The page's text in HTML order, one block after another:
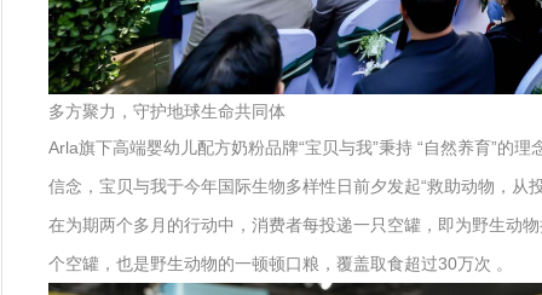
多方聚力，守护地球生命共同体
Arla旗下高端婴幼儿配方奶粉品牌“宝贝与我”秉持 “自然养育”的
信念，宝贝与我于今年国际生物多样性日前夕发起“救助动物，
在为期两个多月的行动中，消费者每投递一只空罐，即为野生动
个空罐，也是野生动物的一顿顿口粮，覆盖取食超过30万次 。